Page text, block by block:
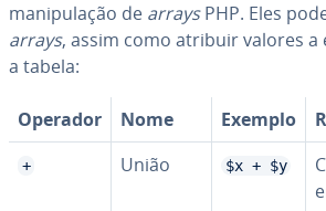
ma­ni­pu­la­ção de arraysPHP. Eles
arrays, assim como atribuir valores a
a tabela:
Operador Nome Exemplo
+ União $x + $y